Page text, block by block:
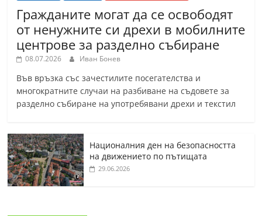
Гражданите могат да се освободят
от ненужните си дрехи в мобилните
центрове за разделно събиране
08.07.2026 Иван Бонев
Във връзка със зачестилите посегателства и
многократните случаи на разбиване на съдовете за
разделно събиране на употребявани дрехи и текстил
Националния ден на безопасността
на движението по пътищата
29.06.2026